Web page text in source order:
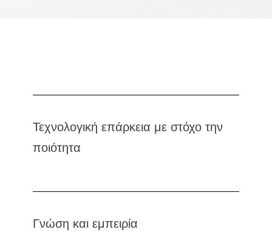
Τεχνολογική επάρκεια με στόχο την
ποιότητα
Γνώση και εμπειρία